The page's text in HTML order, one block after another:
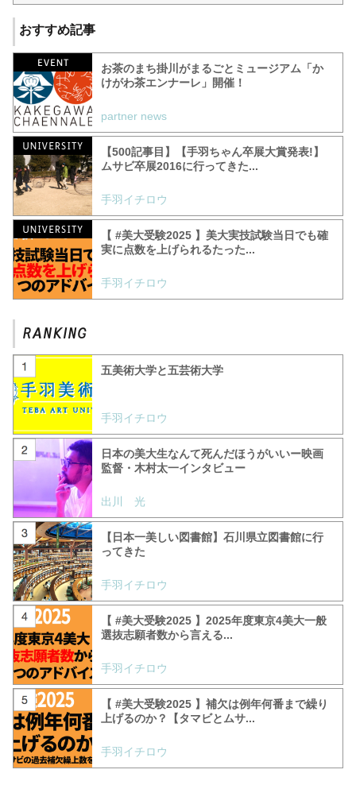
おすすめ記事
お茶のまち掛川がまるごとミュージアム「か
けがわ茶エンナーレ」開催！
partner news
【500記事目】【手羽ちゃん卒展大賞発表!】
ムサビ卒展2016に行ってきた...
手羽イチロウ
【 #美大受験2025 】美大実技試験当日でも確
実に点数を上げられるたった...
手羽イチロウ
五美術大学と五芸術大学
手羽イチロウ
日本の美大生なんて死んだほうがいいー映画
監督・木村太一インタビュー
出川 光
【日本一美しい図書館】石川県立図書館に行
ってきた
手羽イチロウ
【 #美大受験2025 】2025年度東京4美大一般
選抜志願者数から言える...
手羽イチロウ
【 #美大受験2025 】補欠は例年何番まで繰り
上げるのか？【タマビとムサ...
手羽イチロウ